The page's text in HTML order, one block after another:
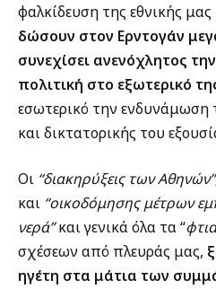
φαλκίδευση της εθνικής
δώσουν στον Ερντογάν
συνεχίσει ανενόχλητος
πολιτική στο εξωτερικό
εσωτερικό την
και δικτατορικής του
Οι “διακηρύξεις των
και “οικοδόμησης μέτρων
νερά”και γενικά όλα τα “
σχέσεων από πλευράς μας,
ηγέτη στα μάτια των